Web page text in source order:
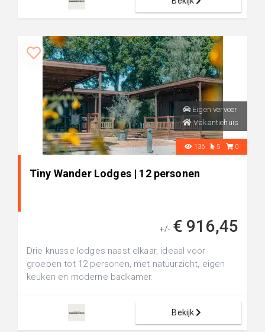
Eigen vervoer
Vakantiehuis
136 5 0
Tiny Wander Lodges | 12 personen
+/- € 916,45
Drie knusse lodges naast elkaar, ideaal voor
groepen tot 12 personen, met natuurzicht, eigen
keuken en moderne badkamer.
Bekijk